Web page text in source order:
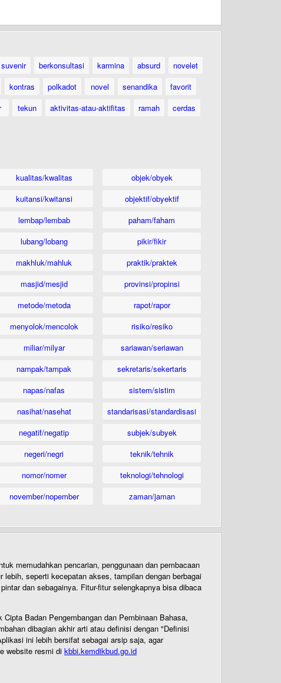
suvenir berkonsultasi karmina absurd
novelet
kontras polkadot novel senandika
favorit
tekun aktivitas-atau-aktifitas ramah
cerdas
kualitas/kwalitas
kuitansi/kwitansi
lembap/lembab
lubang/lobang
makhluk/mahluk
masjid/mesjid
metode/metoda
menyolok/mencolok
miliar/milyar
nampak/tampak
napas/nafas
nasihat/nasehat
negatif/negatip
negeri/negri
nomor/nomer
november/nopember
objek/obyek
objektif/obyektif
paham/faham
pikir/fikir
praktik/praktek
provinsi/propinsi
rapot/rapor
risiko/resiko
sariawan/seriawan
sekretaris/sekertaris
sistem/sistim
standarisasi/standardisasi
subjek/subyek
teknik/tehnik
teknologi/tehnologi
zaman/jaman
memudahkan pencarian, penggunaan dan pembacaan
seperti kecepatan akses, tampilan dengan berbagai
dan sebagainya. Fitur-fitur selengkapnya bisa dibaca
Badan Pengembangan dan Pembinaan Bahasa,
dibagian akhir arti atau definisi dengan "Definisi
ini lebih bersifat sebagai arsip saja, agar
website resmi di kbbi.kemdikbud.go.id